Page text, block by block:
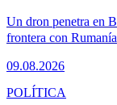
Un dron penetra en
frontera con Rumanía
09.08.2026
POLÍTICA